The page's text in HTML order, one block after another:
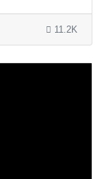
11.2K